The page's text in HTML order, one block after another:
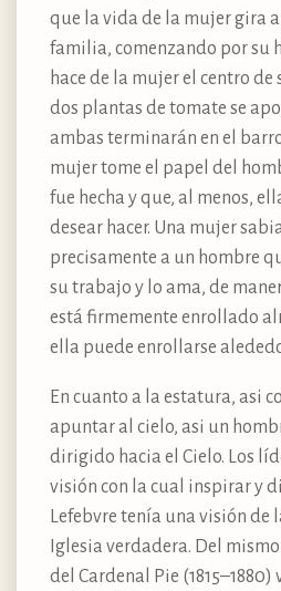
que la vida de la mujer gira
familia, comenzando por su
hace de la mujer el centro de
dos plantas de tomate se
ambas terminarán en el
mujer tome el papel del
fue hecha y que, al menos,
desear hacer. Una mujer
precisamente a un hombre
su trabajo y lo ama, de
está firmemente enrollado
ella puede enrollarse
En cuanto a la estatura, asi
apuntar al cielo, asi un
dirigido hacia el Cielo. Los
visión con la cual inspirar y
Lefebvre tenía una visión de
Iglesia verdadera. Del
del Cardenal Pie